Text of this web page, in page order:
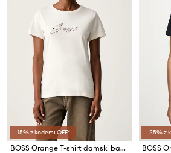
-15% z kodem: OFF*
BOSS Orange T-shirt damski bawełniany C_Elove_5
-25% z